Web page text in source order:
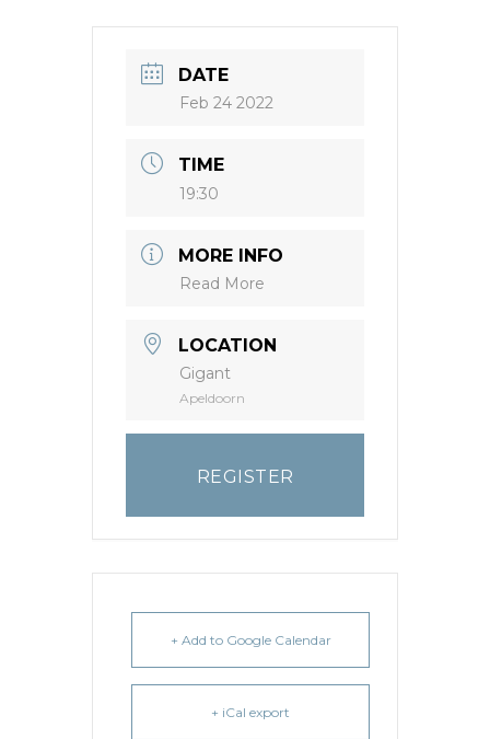
DATE
Feb 24 2022
TIME
19:30
MORE INFO
Read More
LOCATION
Gigant
Apeldoorn
REGISTER
+ Add to Google Calendar
+ iCal export